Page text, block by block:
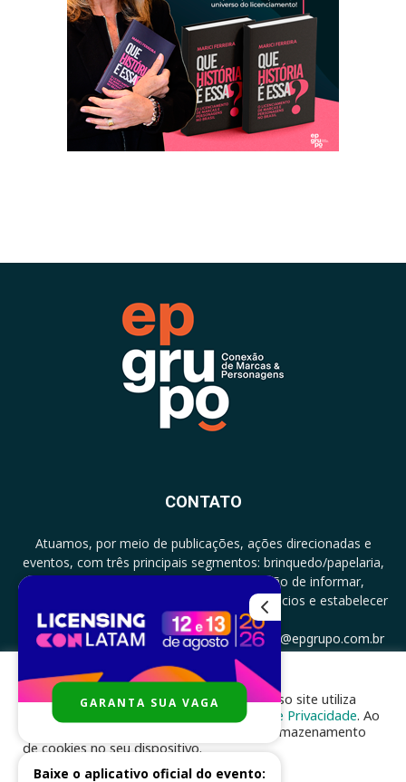
CONTATO
Atuamos, por meio de publicações, ações direcionadas e
eventos, com três principais segmentos: brinquedo/papelaria,
licenciamento e zero a três com a missão de informar,
documentar, proporcionar encontro de negócios e estabelecer
parcerias.
CONTATO: +5511994513097 - atendimento@epgrupo.com.br
SIGA-NOS
Para melhor experiência e navegação, nosso site utiliza
cookies, de acordo com a nossa
Política de Privacidade. Ao
clicar em “aceito”, você concorda com o armazenamento
de cookies no seu dispositivo.
GARANTA SUA VAGA
Baixe o aplicativo oficial do evento: